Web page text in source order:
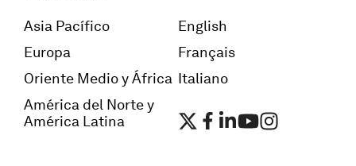
Asia Pacífico
Europa
Oriente Medio y África
América del Norte y
América Latina
English
Français
Italiano